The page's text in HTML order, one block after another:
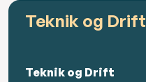
Teknik og Drift
Teknik og Drift